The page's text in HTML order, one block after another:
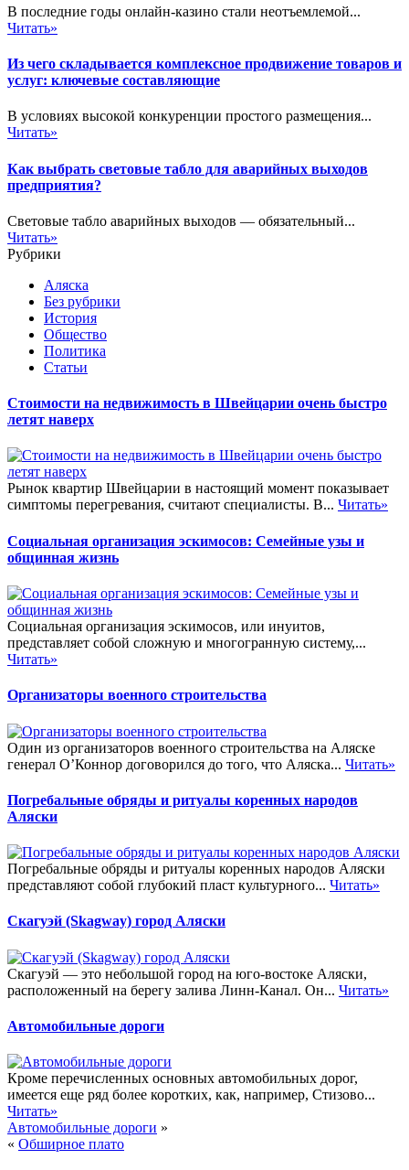
В последние годы онлайн-казино стали неотъемлемой...
Читать»
Из чего складывается комплексное продвижение товаров и
услуг: ключевые составляющие
В условиях высокой конкуренции простого размещения...
Читать»
Как выбрать световые табло для аварийных выходов
предприятия?
Световые табло аварийных выходов — обязательный...
Читать»
Рубрики
Аляска
Без рубрики
История
Общество
Политика
Статьи
Стоимости на недвижимость в Швейцарии очень быстро
летят наверх
Рынок квартир Швейцарии в настоящий момент показывает
симптомы перегревания, считают специалисты. В... Читать»
Социальная организация эскимосов: Семейные узы и
общинная жизнь
Социальная организация эскимосов, или инуитов,
представляет собой сложную и многогранную систему,...
Читать»
Организаторы военного строительства
Один из организаторов военного строительства на Аляске
генерал О’Коннор договорился до того, что Аляска... Читать»
Погребальные обряды и ритуалы коренных народов
Аляски
Погребальные обряды и ритуалы коренных народов Аляски
представляют собой глубокий пласт культурного... Читать»
Скагуэй (Skagway) город Аляски
Скагуэй — это небольшой город на юго-востоке Аляски,
расположенный на берегу залива Линн-Канал. Он... Читать»
Автомобильные дороги
Кроме перечисленных основных автомобильных дорог,
имеется еще ряд более коротких, как, например, Стизово...
Читать»
Автомобильные дороги »
« Обширное плато